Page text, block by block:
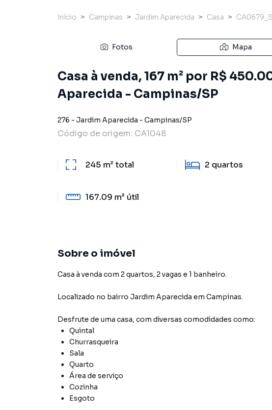
Início Campinas Jardim Aparecida Casa
Fotos Mapa
Casa à venda, 167 m² por R$
Aparecida - Campinas/SP
276 - Jardim Aparecida - Campinas/SP
Código de origem: CA1048
245 m²total 2 quartos
167.09 m² útil
Sobre o imóvel
Casa à venda com 2 quartos, 2 vagas e 1 banheiro.
Localizado no bairro Jardim Aparecida em Campinas.
Desfrute de uma casa, com diversas comodidades como:
Quintal
Churrasqueira
Sala
Quarto
Área de serviço
Cozinha
Esgoto